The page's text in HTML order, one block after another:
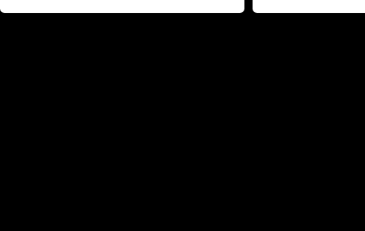
Pottera přišla s ráznou
přichází s